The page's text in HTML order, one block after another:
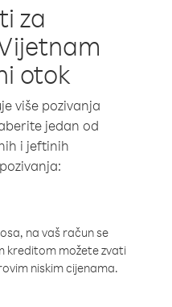
za
otok
više pozivanja
jedan od
i jeftinih
na vaš račun se
kreditom možete zvati
niskim cijenama.